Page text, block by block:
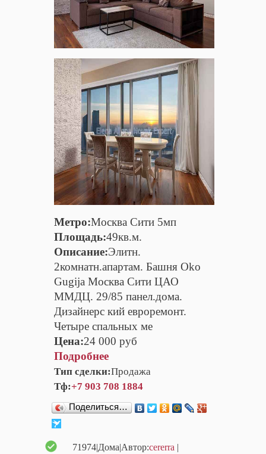
Метро:Москва Сити 5мп
Площадь:49кв.м.
Описание:Элитн.
2комнатн.апартам. Башня Oko
Gugija Москва Сити ЦАО
ММДЦ. 29/85 панел.дома.
Дизайнерс кий евроремонт.
Четыре спальных ме
Цена:24 000 руб
Подробнее
Тип сделки:Продажа
Тф:+7 903 708 1884
Поделиться…
71974|Дома|Автор:cererra |